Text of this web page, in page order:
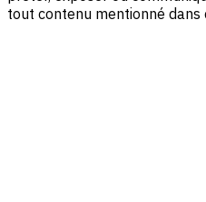
tout contenu mentionné dans